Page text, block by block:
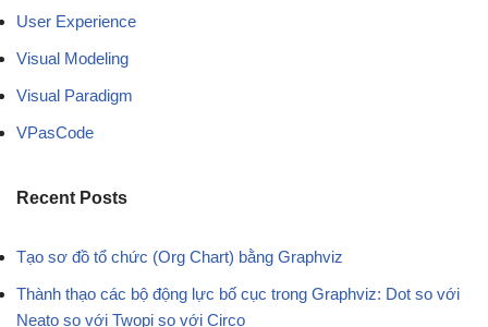
User Experience
Visual Modeling
Visual Paradigm
VPasCode
Recent Posts
Tạo sơ đồ tổ chức (Org Chart) bằng Graphviz
Thành thạo các bộ động lực bố cục trong Graphviz: Dot so với
Neato so với Twopi so với Circo